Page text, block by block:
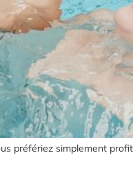
préfériez simplement